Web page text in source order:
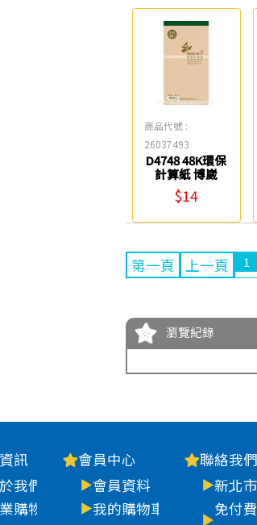
商品代號 :
26037493
D4748 48K環保
計算紙 博崴
$14
第一頁 上一頁 1
瀏覽紀錄
訊
我們
購物
會員中心
會員資料
我的購物車
聯絡我們
新北
免付